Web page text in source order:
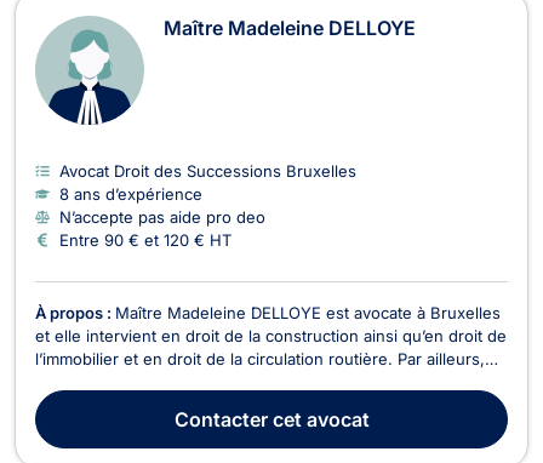
Maître Madeleine DELLOYE
Avocat Droit des Successions Bruxelles
8 ans d’expérience
N’accepte pas aide pro deo
Entre 90 € et 120 € HT
À propos : Maître Madeleine DELLOYE est avocate à Bruxelles
et elle intervient en droit de la construction ainsi qu’en droit de
l’immobilier et en droit de la circulation routière. Par ailleurs,
conseille et vous représente pour toutes problématiques liées
aux malfaçons, au ...Contactercet avocat